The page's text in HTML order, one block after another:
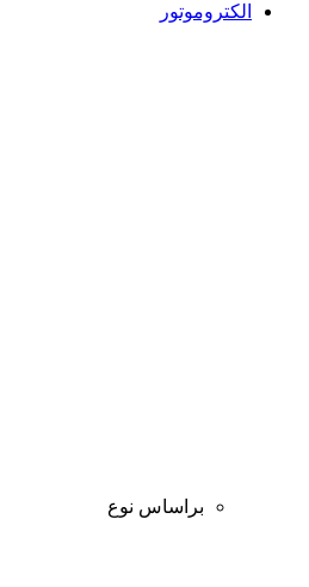
الکتروموتور
براساس نوع